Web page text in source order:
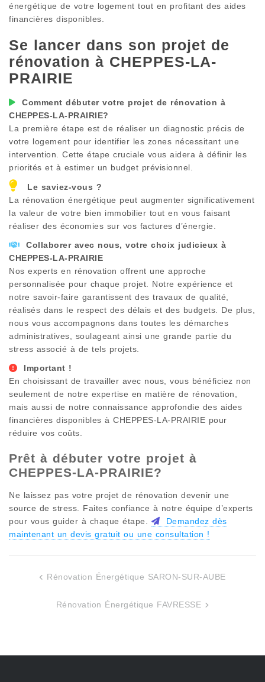
énergétique de votre logement tout en profitant des aides
financières disponibles.
Se lancer dans son projet de
rénovation à CHEPPES-LA-
PRAIRIE
Comment débuter votre projet de rénovation à
CHEPPES-LA-PRAIRIE?
La première étape est de réaliser un diagnostic précis de
votre logement pour identifier les zones nécessitant une
intervention. Cette étape cruciale vous aidera à définir les
priorités et à estimer un budget prévisionnel.
Le saviez-vous ?
La rénovation énergétique peut augmenter significativement
la valeur de votre bien immobilier tout en vous faisant
réaliser des économies sur vos factures d’énergie.
Collaborer avec nous, votre choix judicieux à
CHEPPES-LA-PRAIRIE
Nos experts en rénovation offrent une approche
personnalisée pour chaque projet. Notre expérience et
notre savoir-faire garantissent des travaux de qualité,
réalisés dans le respect des délais et des budgets. De plus,
nous vous accompagnons dans toutes les démarches
administratives, soulageant ainsi une grande partie du
stress associé à de tels projets.
Important !
En choisissant de travailler avec nous, vous bénéficiez non
seulement de notre expertise en matière de rénovation,
mais aussi de notre connaissance approfondie des aides
financières disponibles à CHEPPES-LA-PRAIRIE pour
réduire vos coûts.
Prêt à débuter votre projet à
CHEPPES-LA-PRAIRIE?
Ne laissez pas votre projet de rénovation devenir une
source de stress. Faites confiance à notre équipe d’experts
pour vous guider à chaque étape.
Demandez dès
maintenant un devis gratuit ou une consultation !
Rénovation Énergétique SARON-SUR-AUBE
Rénovation Énergétique FAVRESSE